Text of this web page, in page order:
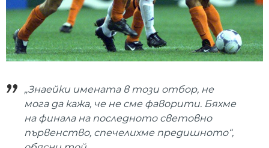
„Знаейки имената в този отбор, не
мога да кажа, че не сме фаворити. Бяхме
на финала на последното световно
първенство, спечелихме предишното“,